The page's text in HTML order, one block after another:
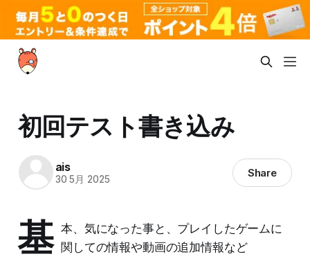
初回テスト書き込み
ais
30 5月 2025 Share
基 本、気になった事と、プレイしたゲームに
関しての情報や動画の追加情報など